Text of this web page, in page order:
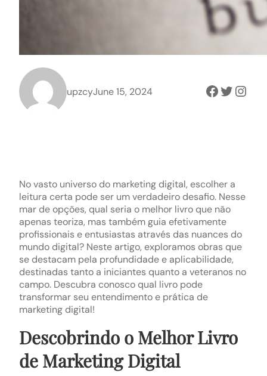
upzcyJune 15, 2024 Twitter
No vasto universo do marketing digital, escolher a
leitura certa pode ser um verdadeiro desafio. Nesse
mar de opções, qual seria o melhor livro que não
apenas teoriza, mas também guia efetivamente
profissionais e entusiastas através das nuances do
mundo digital? Neste artigo, exploramos obras que
se destacam pela profundidade e aplicabilidade,
destinadas tanto a iniciantes quanto a veteranos no
campo. Descubra conosco qual livro pode
transformar seu entendimento e prática de
marketing digital!
Descobrindo o Melhor Livro
de Marketing Digital